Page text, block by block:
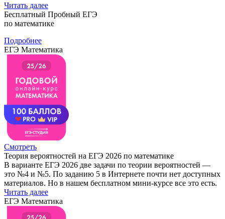
Читать далее
Бесплатный Пробный ЕГЭ
по математике
Подробнее
ЕГЭ Математика
Смотреть
Теория вероятностей на ЕГЭ 2026 по математике
В варианте ЕГЭ 2026 две задачи по теории вероятностей —
это №4 и №5. По заданию 5 в Интернете почти нет доступных
материалов. Но в нашем бесплатном мини-курсе все это есть.
Читать далее
ЕГЭ Математика